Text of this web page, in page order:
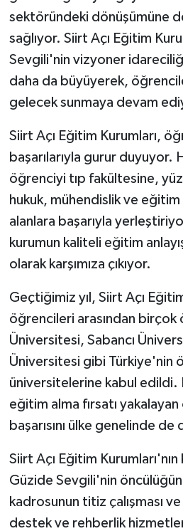
sektöründeki dönüşümüne
sağlıyor. Siirt Açı Eğitim
Sevgili'nin vizyoner
daha da büyüyerek,
gelecek sunmaya devam
Siirt Açı Eğitim Kurumları,
başarılarıyla gurur duyuyor.
öğrenciyi tıp fakültesine,
hukuk, mühendislik ve
alanlara başarıyla
kurumun kaliteli eğitim
olarak karşımıza çıkıyor.
Geçtiğimiz yıl, Siirt Açı
öğrencileri arasından birçok
Üniversitesi, Sabancı
Üniversitesi gibi Türkiye'nin
üniversitelerine kabul edildi.
eğitim alma fırsatı
başarısını ülke genelinde de
Siirt Açı Eğitim Kurumları'nın
Güzide Sevgili'nin
kadrosunun titiz çalışması
destek ve rehberlik